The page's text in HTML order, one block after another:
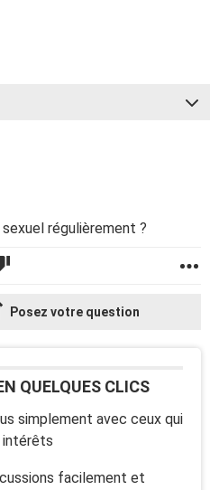
régulièrement ?
Posez votre question
QUELQUES CLICS
simplement avec ceux qui
facilement et